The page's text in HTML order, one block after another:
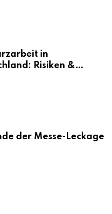
in
Risiken &
der Messe-Leckage